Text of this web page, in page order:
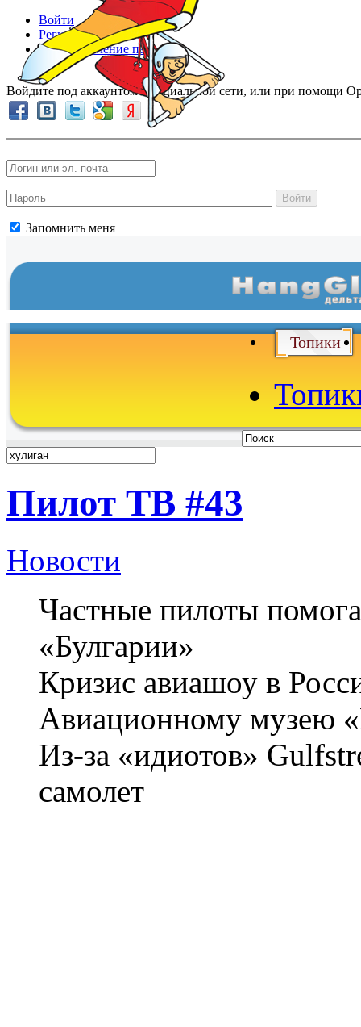
Войти
Регистрация
Восстановление пароля
Войдите под аккаунтом в социальной сети, или при помощи
Войти
Запомнить меня
Войти
Топики
Пилот ТВ #43
Новости
Частные пилоты
«Булгарии»
Кризис авиашоу в
Авиационному музею
Из-за «идиотов»
самолет